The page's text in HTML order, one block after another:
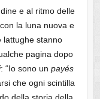
e al ritmo delle
la luna nuova e
lattughe stanno
pagina dopo
: “Io sono un payés
che ogni scintilla
della storia della